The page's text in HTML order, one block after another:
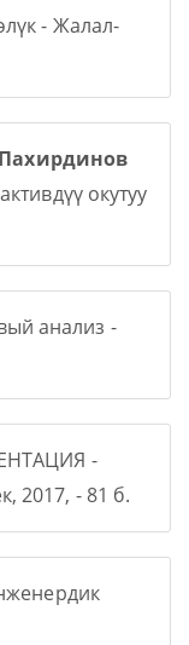
- Жалал-
окутуу
анализ -
-
2017, - 81 б.